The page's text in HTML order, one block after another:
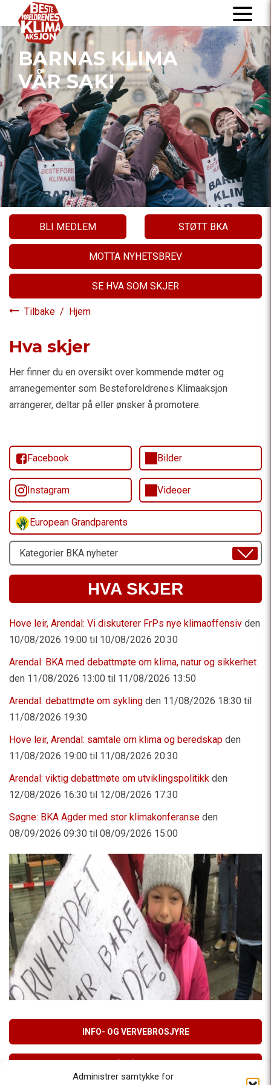
Administrer samtykke for
BARNAS KLIMA
VÅR SAK!
BLI MEDLEM STØTT BKA
MOTTA NYHETSBREV
SE HVA SOM SKJER
Tilbake / Hjem
Hva skjer
Her finner du en oversikt over kommende møter og
arranegementer som Besteforeldrenes Klimaaksjon
arrangerer, deltar på eller ønsker å promotere.
Facebook Bilder
Instagram Videoer
European Grandparents
Velg
Emne
HVA SKJER
Hove leir, Arendal: Vi diskuterer FrPs nye klimaoffensiv den
10/08/2026 19:00 til 10/08/2026 20:30
Arendal: BKA med debattmøte om klima, natur og sikkerhet
den 11/08/2026 13:00 til 11/08/2026 13:50
Arendal: debattmøte om sykling den 11/08/2026 18:30 til
11/08/2026 19:30
Hove leir, Arendal: samtale om klima og beredskap den
11/08/2026 19:00 til 11/08/2026 20:30
Arendal: viktig debattmøte om utviklingspolitikk den
12/08/2026 16:30 til 12/08/2026 17:30
Søgne: BKA Agder med stor klimakonferanse den
08/09/2026 09:30 til 08/09/2026 15:00
INFO- OG VERVEBROSJYRE